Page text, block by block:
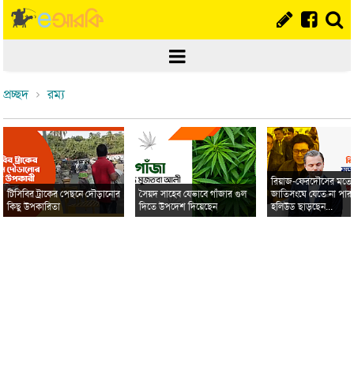
প্রচ্ছদ রম্য
টিসিবির ট্রাকের পেছনে দৌড়ানোর
কিছু উপকারিতা
সৈয়দ সাহেব যেভাবে গাঁজার গুল
দিতে উপদেশ দিয়েছেন
রিয়াজ-ফেরদৌসের মতো
জাতিসংঘে যেতে না
হলিউড ছাড়ছেন...